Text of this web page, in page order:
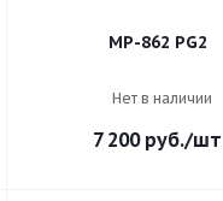
MP-862 PG2
Нет в наличии
7 200руб./шт